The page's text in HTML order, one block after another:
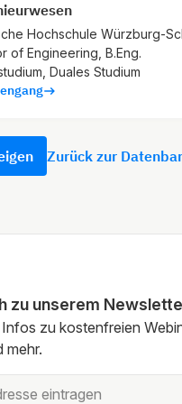
Hochschule Würzburg-
of Engineering, B.Eng.
Duales Studium
Zurück zur
zu unserem
zu kostenfreien
mehr.